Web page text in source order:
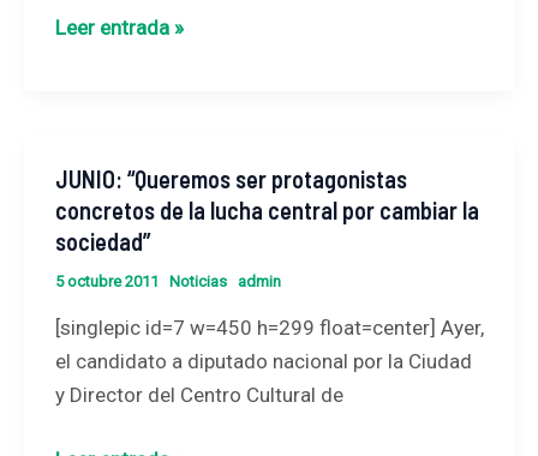
procesos
unen
o
los
separan
las
ideas».
Leer entrada »
JUNIO: “Queremos ser protagonistas
concretos de la lucha central por cambiar la
sociedad”
5 octubre 2011 Noticias admin
[singlepic id=7 w=450 h=299 float=center] Ayer,
el candidato a diputado nacional por la Ciudad
y Director del Centro Cultural de
JUNIO:
“Queremos
ser
protagonistas
concretos
de
lucha
central